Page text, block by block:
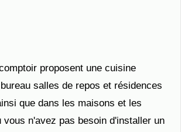
proposent une cuisine
salles de repos et résidences
que dans les maisons et les
vous n'avez pas besoin d'installer un